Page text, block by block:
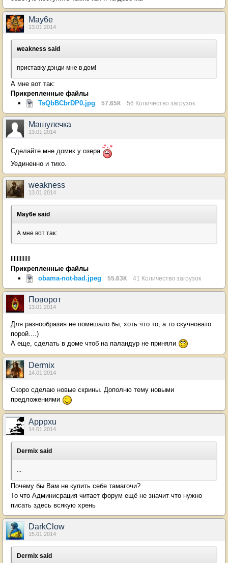
May6e
13.01.2014
weakness said
приставку дэнди мне в дом!
А мне вот так:
Прикрепленные файлы
TsQbBCbrDP0.jpg
57.65К 56 Количество загрузок
Машулечка
13.01.2014
Сделайте мне домик у озера
Уединенно и тихо.
weakness
13.01.2014
May6e said
А мне вот так:
Прикрепленные файлы
obama-not-bad.jpeg
55.63К 41 Количество загрузок
Поворот
13.01.2014
Для разнообразия не помешало бы, хоть что то, а то скучновато
порой....)
А еще, сделать в доме чтоб на паландур не приняли
Dermix
14.01.2014
Скоро сделаю новые скрины. Дополню тему новыми
предложениями
Apppxu
14.01.2014
Dermix said
...
Почему бы Вам не купить себе тамагочи?
То что Админисрация читает форум ещё не значит что нужно
писать здесь всякую хрень
DarkClow
15.01.2014
Dermix said